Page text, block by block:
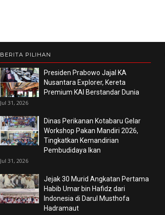
BERITA PILIHAN
Presiden Prabowo Jajal KA
Nusantara Explorer, Kereta
Premium KAI Berstandar Dunia
Jul 31, 2026
Dinas Perikanan Kotabaru Gelar
Workshop Pakan Mandiri 2026,
Tingkatkan Kemandirian
Pembudidaya Ikan
Jul 31, 2026
Jejak 30 Murid Angkatan Pertama
Habib Umar bin Hafidz dari
Indonesia di Darul Musthofa
Hadramaut